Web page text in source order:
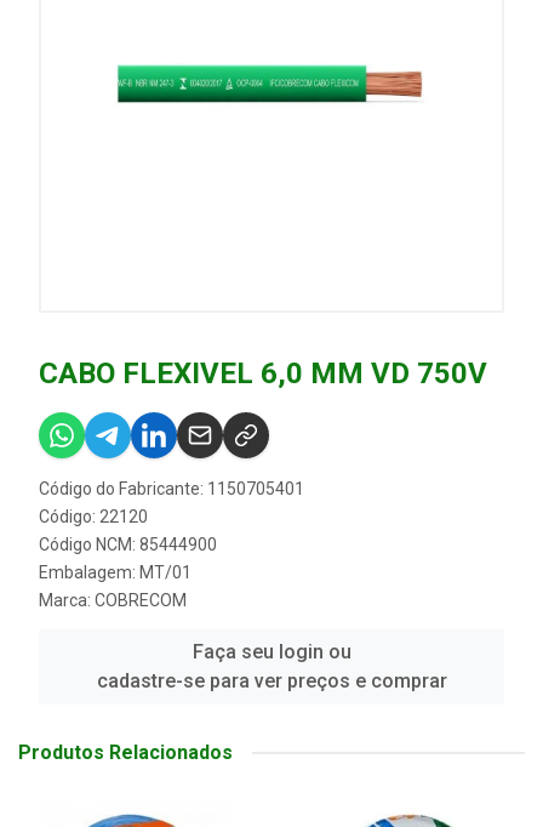
CABO FLEXIVEL 6,0 MM VD 750V
Código do Fabricante: 1150705401
Código: 22120
Código NCM: 85444900
Embalagem: MT/01
Marca: COBRECOM
Faça seu login ou
cadastre-se para ver preços e comprar
Produtos Relacionados